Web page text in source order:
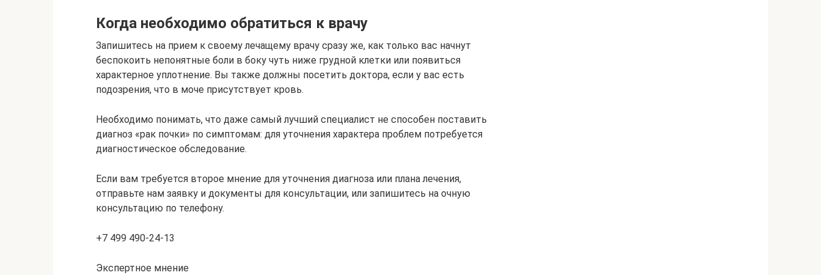
Когда необходимо обратиться к врачу
Запишитесь на прием к своему лечащему врачу сразу же, как только вас начнут
беспокоить непонятные боли в боку чуть ниже грудной клетки или появиться
характерное уплотнение. Вы также должны посетить доктора, если у вас есть
подозрения, что в моче присутствует кровь.
Необходимо понимать, что даже самый лучший специалист не способен поставить
диагноз «рак почки» по симптомам: для уточнения характера проблем потребуется
диагностическое обследование.
Если вам требуется второе мнение для уточнения диагноза или плана лечения,
отправьте нам заявку и документы для консультации, или запишитесь на очную
консультацию по телефону.
+7 499 490-24-13
Экспертное мнение